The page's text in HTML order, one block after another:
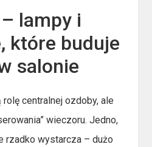
lampy i
które buduje
salonie
rolę centralnej ozdoby, ale
wieczoru. Jedno,
rzadko wystarcza – dużo